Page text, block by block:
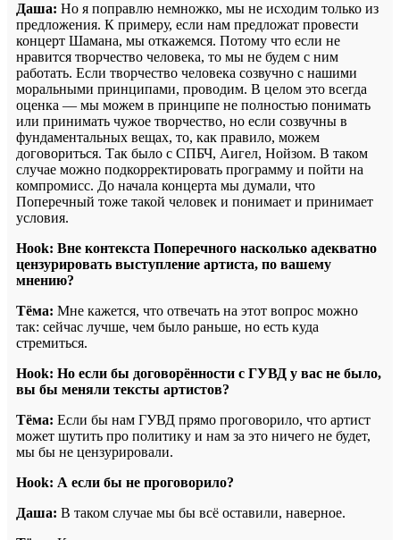
Даша: Но я поправлю немножко, мы не исходим только из
предложения. К примеру, если нам предложат провести
концерт Шамана, мы откажемся. Потому что если не
нравится творчество человека, то мы не будем с ним
работать. Если творчество человека созвучно с нашими
моральными принципами, проводим. В целом это всегда
оценка — мы можем в принципе не полностью понимать
или принимать чужое творчество, но если созвучны в
фундаментальных вещах, то, как правило, можем
договориться. Так было с СПБЧ, Аигел, Нойзом. В таком
случае можно подкорректировать программу и пойти на
компромисс. До начала концерта мы думали, что
Поперечный тоже такой человек и понимает и принимает
условия.
Hook: Вне контекста Поперечного насколько адекватно
цензурировать выступление артиста, по вашему
мнению?
Тёма: Мне кажется, что отвечать на этот вопрос можно
так: сейчас лучше, чем было раньше, но есть куда
стремиться.
Hook: Но если бы договорённости с ГУВД у вас не было,
вы бы меняли тексты артистов?
Тёма: Если бы нам ГУВД прямо проговорило, что артист
может шутить про политику и нам за это ничего не будет,
мы бы не цензурировали.
Hook: А если бы не проговорило?
Даша: В таком случае мы бы всё оставили, наверное.